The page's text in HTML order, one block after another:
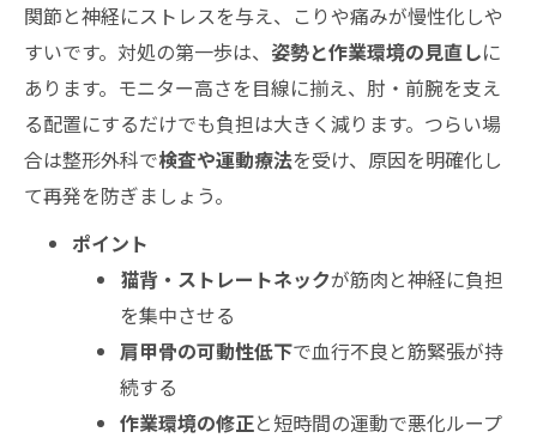
関節と神経にストレスを与え、こりや痛みが慢性化しや
すいです。対処の第一歩は、 姿勢と作業環境の見直しに
あります。モニター高さを目線に揃え、肘・前腕を支え
る配置にするだけでも負担は大きく減ります。つらい場
合は整形外科で検査や運動療法を受け、原因を明確化し
て再発を防ぎましょう。
ポイント
猫背・ストレートネックが筋肉と神経に負担
を集中させる
肩甲骨の可動性低下で血行不良と筋緊張が持
続する
作業環境の修正と短時間の運動で悪化ループ